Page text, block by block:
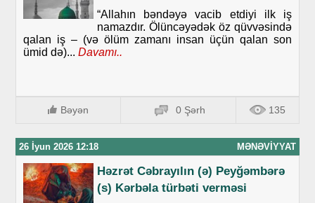
“Allahın bəndəyə vacib etdiyi ilk iş
namazdır. Ölüncəyədək öz qüvvəsində
qalan iş – (və ölüm zamanı insan üçün qalan son
ümid də)... Davamı..
Bəyən 0 Şərh 135
26 İyun 2026 12:18 MƏNƏVIYYAT
Həzrət Cəbrayılın (ə) Peyğəmbərə
(s) Kərbəla türbəti verməsi